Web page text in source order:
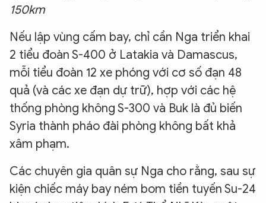
150km
Nếu lập vùng cấm bay, chỉ cần Nga triển khai
2 tiểu đoàn S-400 ở Latakia và Damascus,
mỗi tiểu đoàn 12 xe phóng với cơ số đạn 48
quả (và các xe đạn dự trữ), hợp với các hệ
thống phòng không S-300 và Buk là đủ biến
Syria thành pháo đài phòng không bất khả
xâm phạm.
Các chuyên gia quân sự Nga cho rằng, sau sự
kiện chiếc máy bay ném bom tiền tuyến Su-24